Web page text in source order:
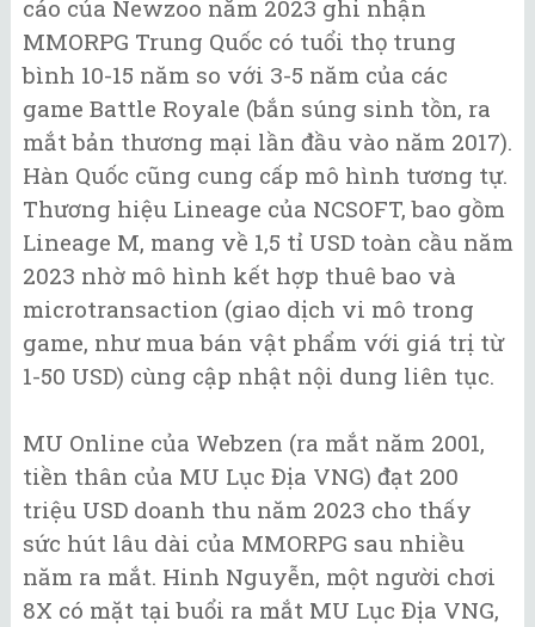
cáo của Newzoo năm 2023 ghi nhận
MMORPG Trung Quốc có tuổi thọ trung
bình 10-15 năm so với 3-5 năm của các
game Battle Royale (bắn súng sinh tồn, ra
mắt bản thương mại lần đầu vào năm 2017).
Hàn Quốc cũng cung cấp mô hình tương tự.
Thương hiệu Lineage của NCSOFT, bao gồm
Lineage M, mang về 1,5 tỉ USD toàn cầu năm
2023 nhờ mô hình kết hợp thuê bao và
microtransaction (giao dịch vi mô trong
game, như mua bán vật phẩm với giá trị từ
1-50 USD) cùng cập nhật nội dung liên tục.
MU Online của Webzen (ra mắt năm 2001,
tiền thân của MU Lục Địa VNG) đạt 200
triệu USD doanh thu năm 2023 cho thấy
sức hút lâu dài của MMORPG sau nhiều
năm ra mắt. Hinh Nguyễn, một người chơi
8X có mặt tại buổi ra mắt MU Lục Địa VNG,